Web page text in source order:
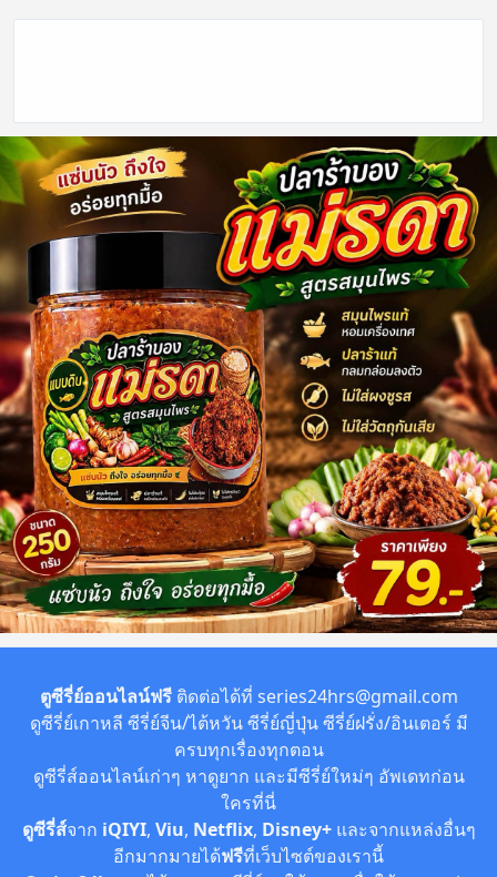
ตูซีรี่ย์ออนไลน์ฟรีติดต่อได้ที่ series24hrs@gmail.com
ดูซีรี่ย์เกาหลี ซีรี่ย์จีน/ไต้หวัน ซีรี่ย์ญี่ปุ่น ซีรี่ย์ฝรั่ง/อินเตอร์ มี
ครบทุกเรื่องทุกตอน
ดูซีรี่ส์ออนไลน์เก่าๆ หาดูยาก และมีซีรี่ย์ใหม่ๆ อัพเดทก่อน
ใครที่นี่
ดูซีรี่ส์จาก iQIYI, Viu, Netflix, Disney+ และจากแหล่งอื่นๆ
อีกมากมายได้ฟรีที่เว็บไซต์ของเรานี้